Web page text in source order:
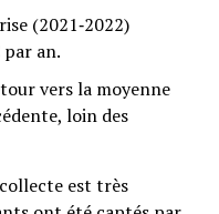
(2021‑2022)
an.
vers la moyenne
loin des
est très